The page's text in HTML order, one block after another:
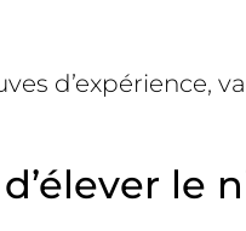
d’expérience,
le